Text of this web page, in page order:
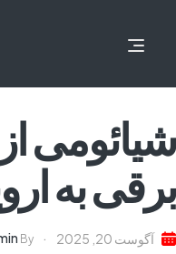
برقی به
آگوست 20, 2025 By